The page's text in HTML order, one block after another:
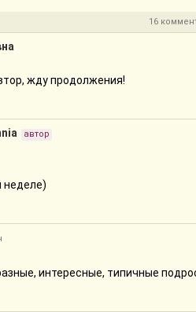
16
жду продолжения!
автор
неделе)
интересные, типичные